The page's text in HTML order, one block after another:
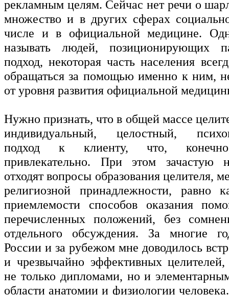
рекламным целям. Сейчас нет речи о
множество и в других сферах
числе и в официальной медицине.
называть людей, позиционирующих
подход, некоторая часть населения
обращаться за помощью именно к ним,
от уровня развития официальной
Нужно признать, что в общей массе
индивидуальный, целостный,
подход к клиенту, что, конечно,
привлекательно. При этом зачастую
отходят вопросы образования целителя,
религиозной принадлежности, равно
приемлемости способов оказания
перечисленных положений, без
отдельного обсуждения. За многие
России и за рубежом мне доводилось
и чрезвычайно эффективных
не только дипломами, но и
области анатомии и физиологии